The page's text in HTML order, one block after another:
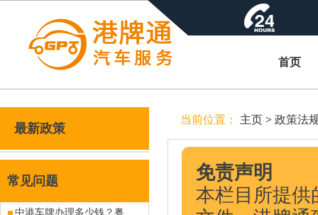
首页
最新政策
常见问题
中港车牌办理多少钱？粤港车牌办理多少钱？
当前位置： 主页 > 政策法
免责声明
本栏目所提供